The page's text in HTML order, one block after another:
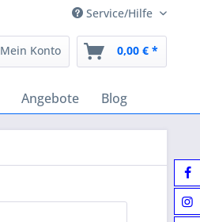
Service/Hilfe
Mein Konto 0,00 € *
Angebote Blog